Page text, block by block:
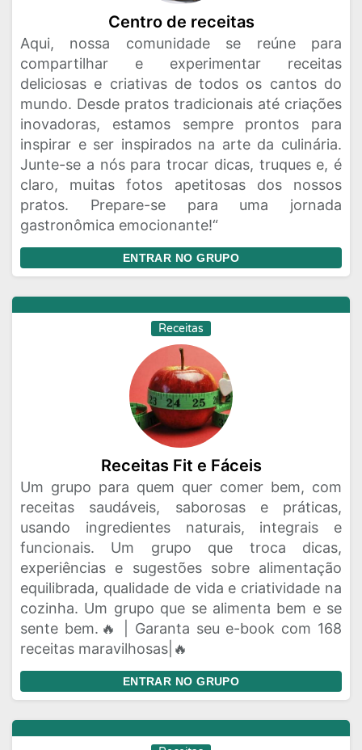
Centro de receitas
Aqui, nossa comunidade se reúne para
compartilhar e experimentar receitas
deliciosas e criativas de todos os cantos do
mundo. Desde pratos tradicionais até criações
inovadoras, estamos sempre prontos para
inspirar e ser inspirados na arte da culinária.
Junte-se a nós para trocar dicas, truques e, é
claro, muitas fotos apetitosas dos nossos
pratos. Prepare-se para uma jornada
gastronômica emocionante!“
ENTRAR NO GRUPO
Receitas
Receitas Fit e Fáceis
Um grupo para quem quer comer bem, com
receitas saudáveis, saborosas e práticas,
usando ingredientes naturais, integrais e
funcionais. Um grupo que troca dicas,
experiências e sugestões sobre alimentação
equilibrada, qualidade de vida e criatividade na
cozinha. Um grupo que se alimenta bem e se
sente bem.🔥 | Garanta seu e-book com 168
receitas maravilhosas|🔥
ENTRAR NO GRUPO